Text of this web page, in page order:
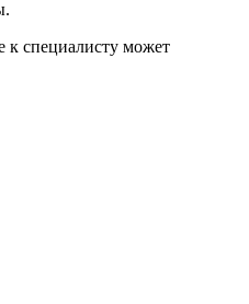
к специалисту может